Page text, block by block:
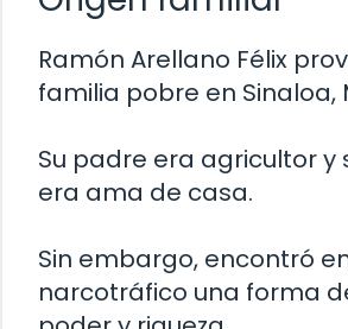
Ramón Arellano Félix
familia pobre en Sinaloa,
Su padre era agricultor y
era ama de casa.
Sin embargo, encontró
narcotráfico una forma